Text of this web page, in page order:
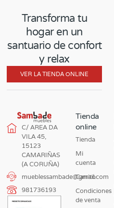
Transforma tu
hogar en un
santuario de confort
y relax
VER LA TIENDA ONLINE
C/ AREA DA
VILA 45,
15123
CAMARIÑAS
(A CORUÑA)
mueblessambade@gmail.com
981736193
Tienda
online
Tienda
Mi
cuenta
Carrito
Condiciones
de venta